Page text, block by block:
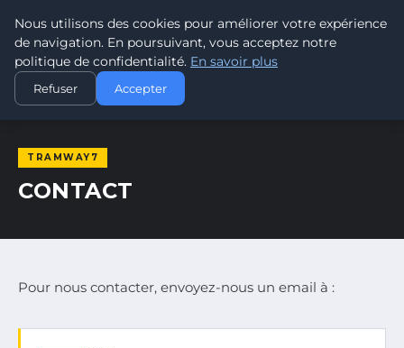
TRAMWAY7
PASSION TRAMWAY & TRANSPORT URBAIN
ACCUEIL CONTACT
TRAMWAY7
CONTACT
Pour nous contacter, envoyez-nous un email à :
Nous utilisons des cookies pour améliorer votre expérience
de navigation. En poursuivant, vous acceptez notre
politique de confidentialité. En savoir plus
Refuser Accepter